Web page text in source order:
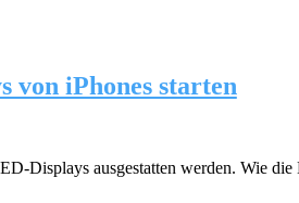
von iPhones starten
Displays ausgestatten werden. Wie